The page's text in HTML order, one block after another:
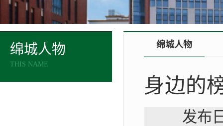
绵城人物
THIS NAME
绵城人物
身边的
发布